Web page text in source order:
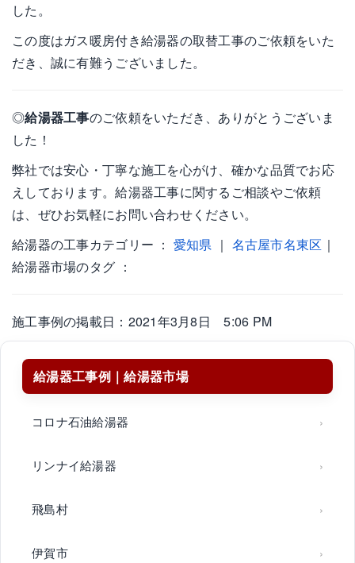
した。
この度はガス暖房付き給湯器の取替工事のご依頼をいた
だき、誠に有難うございました。
◎給湯器工事のご依頼をいただき、ありがとうございま
した！
弊社では安心・丁寧な施工を心がけ、確かな品質でお応
えしております。給湯器工事に関するご相談やご依頼
は、ぜひお気軽にお問い合わせください。
給湯器の工事カテゴリー ： 愛知県 ｜ 名古屋市名東区 ｜
給湯器市場のタグ ：
施工事例の掲載日：2021年3月8日 5:06 PM
給湯器工事例｜給湯器市場
コロナ石油給湯器
リンナイ給湯器
飛島村
伊賀市